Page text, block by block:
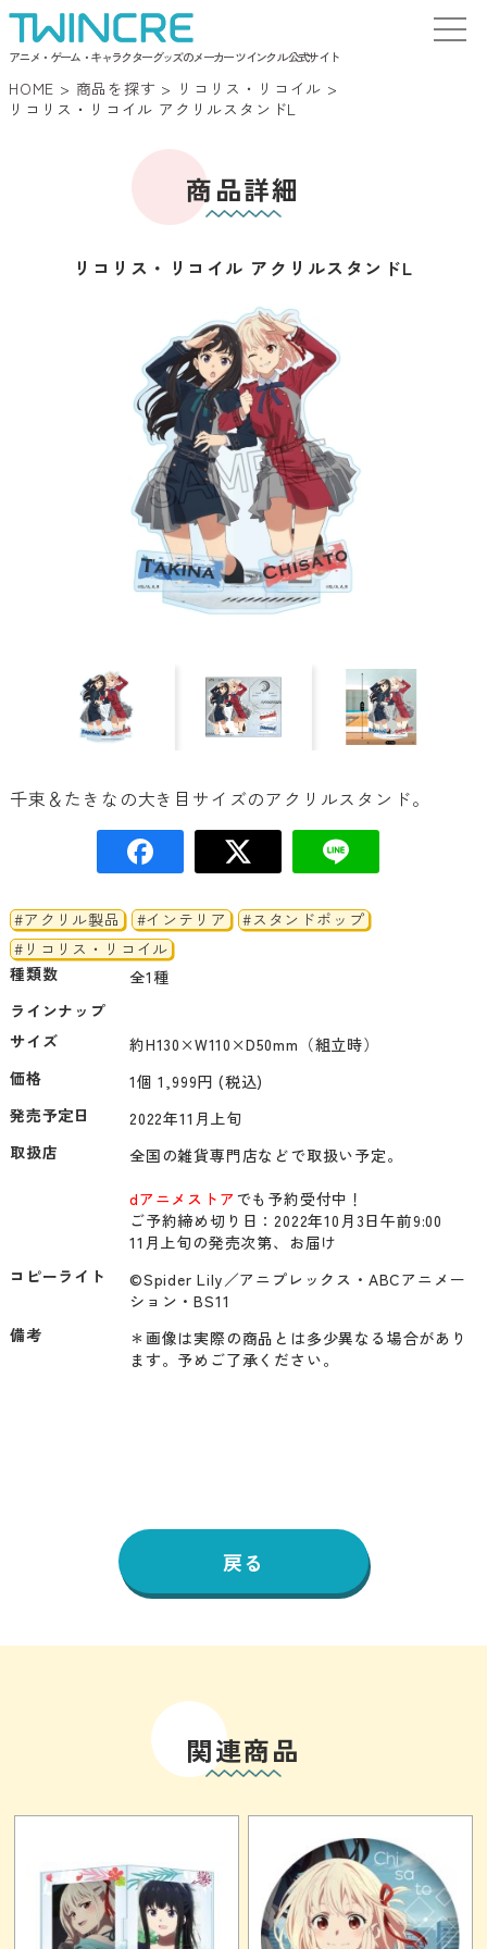
アニメ・ゲーム・キャラクターグッズのメーカー ツインクル 公式サイト
HOME > 商品を探す > リコリス・リコイル >
リコリス・リコイル アクリルスタンドL
商品詳細
リコリス・リコイル アクリルスタンドL
千束＆たきなの大き目サイズのアクリルスタンド。
#アクリル製品 #インテリア
#スタンドポップ
#リコリス・リコイル
種類数
全1種
ラインナップ
サイズ
約H130×W110×D50mm（組立時）
価格
1個 1,999円 (税込)
発売予定日
2022年11月上旬
取扱店
全国の雑貨専門店などで取扱い予定。
dアニメストア でも予約受付中！
ご予約締め切り日：2022年10月3日午前9:00
11月上旬の発売次第、お届け
コピーライト
©Spider Lily／アニプレックス・ABCアニメー
ション・BS11
備考
＊画像は実際の商品とは多少異なる場合があり
ます。予めご了承ください。
戻る
関連商品